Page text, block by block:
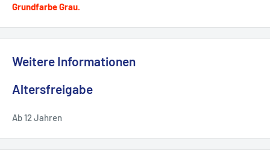
Grundfarbe Grau.
Weitere Informationen
Altersfreigabe
Ab 12 Jahren